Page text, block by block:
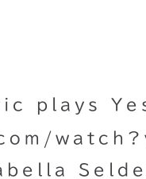
plays